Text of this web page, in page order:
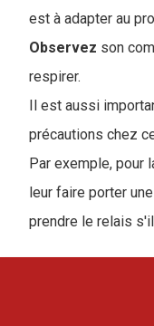
est à adapter au
Observez son
respirer.
Il est aussi
précautions chez
Par exemple, pour
leur faire porter
prendre le relais
Conclusion